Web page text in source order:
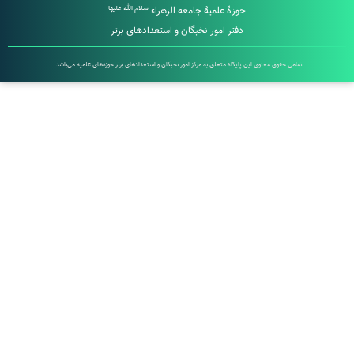
حوزۀ علمیۀ جامعه الزهراءسلام الله علیها
دفتر امور نخبگان و استعدادهای برتر
تمامی حقوق معنوی این پایگاه متعلق به مرکز امور نخبگان و استعدادهای برتر حوزه‌های علمیه می‌باشد.